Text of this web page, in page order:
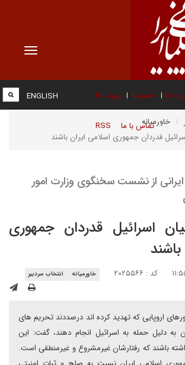
Toggle
ما عضویت پیوند ها
تماس با ما RSS
ENGLISH
خاورمیانه
قدردان جمهوری اسلامی ایران باشند
از نشست سخنگوی وزارت امور
اسرائیل قدردان جمهوری
کد : ۲۰۲۵۵۶۶ خاورمیانه انتخاب سردبیر
اروپایی که تهدید کرده اند درصددند تحریم های
به دلیل حمله به اسرائیل انجام دهند، گفت: این
باشند که رفتارشان غیرمشروع و غیرمنطقی است.